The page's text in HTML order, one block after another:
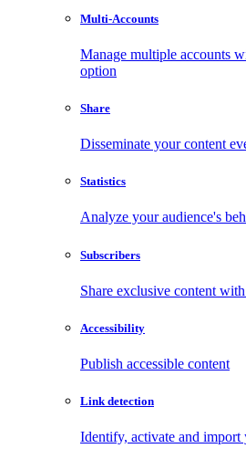
Multi-Accounts
Manage multiple accounts
option
Share
Disseminate your content
Statistics
Analyze your audience's
Subscribers
Share exclusive content
Accessibility
Publish accessible content
Link detection
Identify, activate and